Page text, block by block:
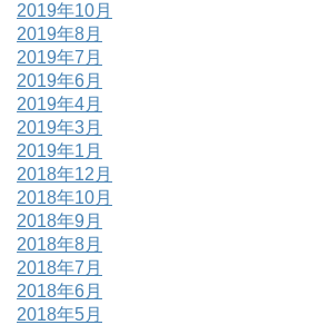
2019年10月
2019年8月
2019年7月
2019年6月
2019年4月
2019年3月
2019年1月
2018年12月
2018年10月
2018年9月
2018年8月
2018年7月
2018年6月
2018年5月